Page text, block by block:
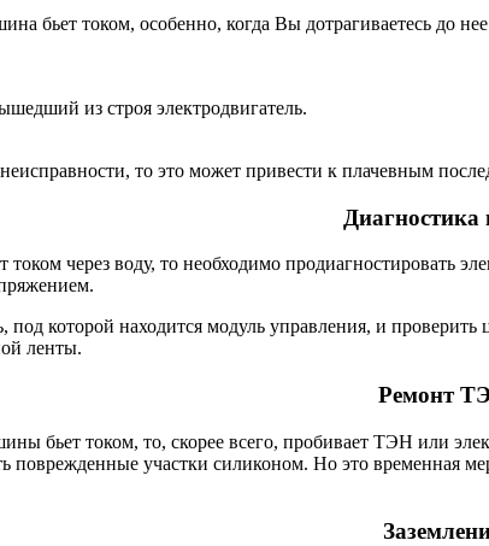
бьет током, особенно, когда Вы дотрагиваетесь до
из строя электродвигатель.
то это может привести к плачевным
Диагностика
током через воду, то необходимо продиагностировать
под которой находится модуль управления, и
ленты.
Ремонт
бьет током, то, скорее всего, пробивает ТЭН или
поврежденные участки силиконом. Но это временная